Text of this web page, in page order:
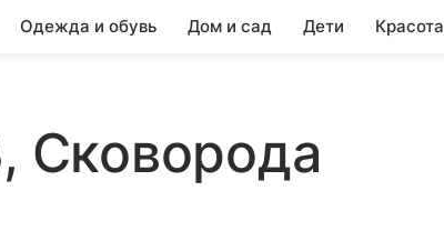
Одежда и обувь Дом и сад Дети Красота
Сковорода